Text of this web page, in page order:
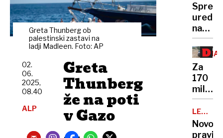
Greta Thunberg ob
palestinski zastavi na
ladji Madleen. Foto: AP
Greta
Thunberg
že na poti
v Gazo
02.
06.
2025,
08.40
ALP
na
cesti
kaos
Za
170
evrov
bomo
kupili
DRUŽBE
Novo
pravilo